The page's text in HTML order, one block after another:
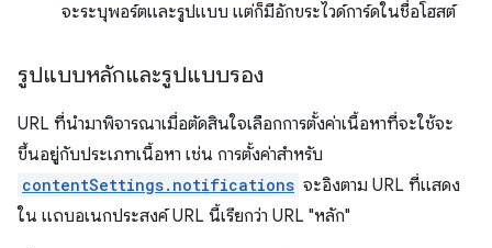
จะระบุพอร์ตและรูปแบบ แต่ก็มีอักขระไวด์การ์ดในชื่อโฮสต์
รูปแบบหลักและรูปแบบรอง
URL ที่นำมาพิจารณาเมื่อตัดสินใจเลือกการตั้งค่าเนื้อหาที่จะใช้จะ
ขึ้นอยู่กับประเภทเนื้อหา เช่น การตั้งค่าสำหรับ
contentSettings.notifications จะอิงตาม URL ที่แสดง
ใน แถบอเนกประสงค์ URL นี้เรียกว่า URL "หลัก"